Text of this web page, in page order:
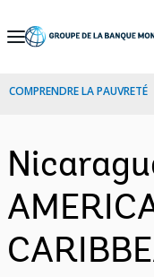
Skip
Navigation
COMPRENDRE LA PAUVRETÉ